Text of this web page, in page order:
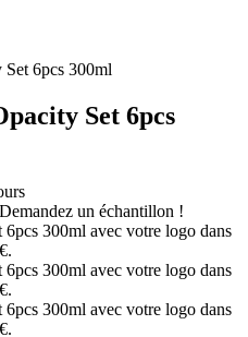
6pcs 300ml
Set 6pcs
un échantillon !